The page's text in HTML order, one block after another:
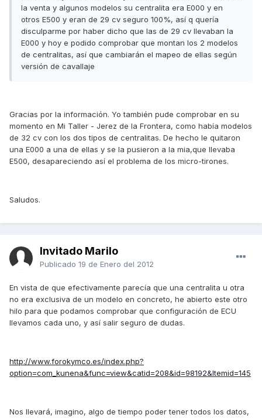
la venta y algunos modelos su centralita era E000 y en
otros E500 y eran de 29 cv seguro 100%, así q quería
disculparme por haber dicho que las de 29 cv llevaban la
E000 y hoy e podido comprobar que montan los 2 modelos
de centralitas, así que cambiarán el mapeo de ellas según
versión de cavallaje
Gracias por la información. Yo también pude comprobar en su
momento en Mi Taller - Jerez de la Frontera, como había modelos
de 32 cv con los dos tipos de centralitas. De hecho le quitaron
una E000 a una de ellas y se la pusieron a la mia,que llevaba
E500, desapareciendo así el problema de los micro-tirones.
Saludos.
Invitado Marilo
Publicado 19 de Enero del 2012
En vista de que efectivamente parecía que una centralita u otra
no era exclusiva de un modelo en concreto, he abierto este otro
hilo para que podamos comprobar que configuración de ECU
llevamos cada uno, y así salir seguro de dudas.
http://www.forokymco.es/index.php?
option=com_kunena&func=view&catid=208&id=98192&Itemid=145
Nos llevará, imagino, algo de tiempo poder tener todos los datos,